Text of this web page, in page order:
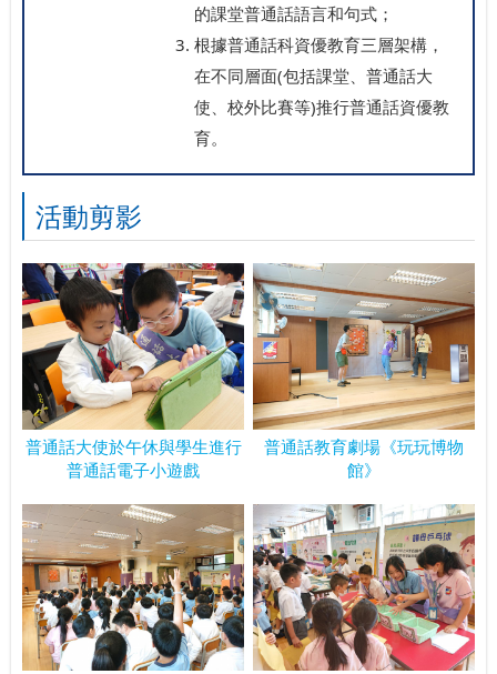
的課堂普通話語言和句式；
根據普通話科資優教育三層架構，
在不同層面(包括課堂、普通話大
使、校外比賽等)推行普通話資優教
育。
活動剪影
普通話大使於午休與學生進行
普通話電子小遊戲
普通話教育劇場《玩玩博物
館》